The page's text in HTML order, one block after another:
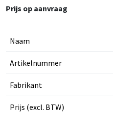
Prijs op aanvraag
Naam
Artikelnummer
Fabrikant
Prijs (excl. BTW)